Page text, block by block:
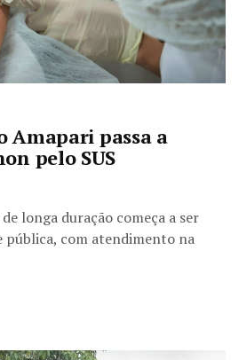
Amapari passa a
pelo SUS
longa duração começa a ser
pública, com atendimento na